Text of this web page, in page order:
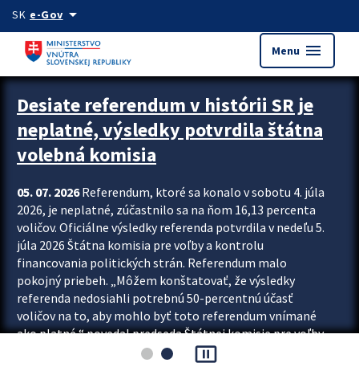
Preskocit na hlavný obsah
SK e-Govarrow_drop_down
Menu menu
Zastavit automatický posun upútavok
Desiate referendum v histórii SR je
neplatné, výsledky potvrdila štátna
volebná komisia
05. 07. 2026Referendum, ktoré sa konalo v sobotu 4. júla
2026, je neplatné, zúčastnilo sa na ňom 16,13 percenta
voličov. Oficiálne výsledky referenda potvrdila v nedeľu 5.
júla 2026 Štátna komisia pre voľby a kontrolu
financovania politických strán. Referendum malo
pokojný priebeh. „Môžem konštatovať, že výsledky
referenda nedosiahli potrebnú 50-percentnú účasť
voličov na to, aby mohlo byť toto referendum vnímané
ako platné,“ povedal predseda Štátnej komisie pre voľby
a kontrolu financovania politických...
pause_presentation